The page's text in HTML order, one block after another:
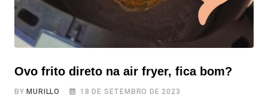
Ovo frito direto na air fryer, fica bom?
BY MURILLO 18 DE SETEMBRO DE 2023